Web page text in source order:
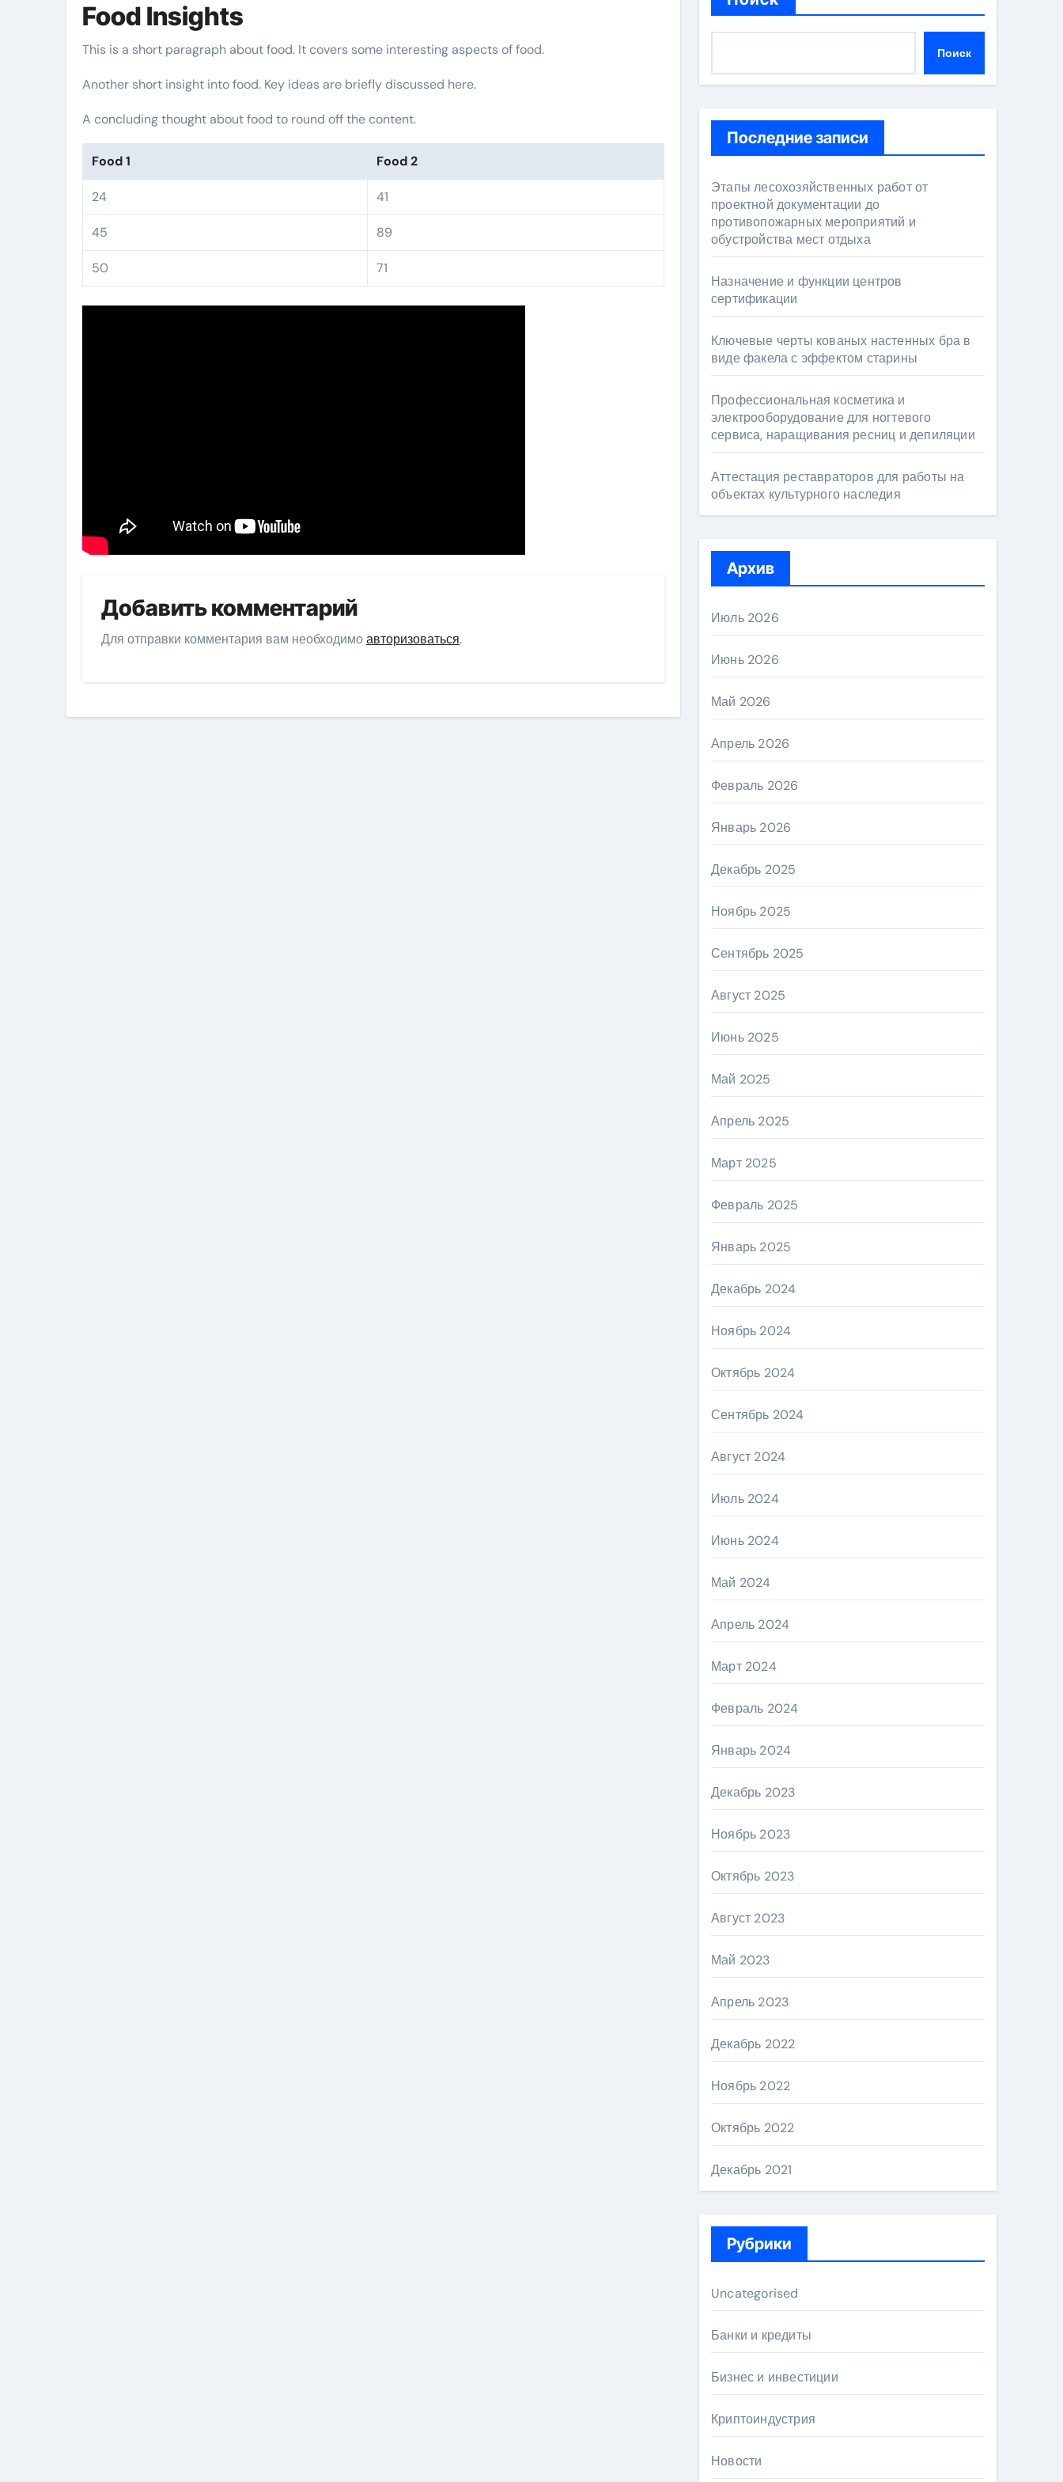
Food Insights
This is a short paragraph about food. It covers some interesting aspects of food.
Another short insight into food. Key ideas are briefly discussed here.
A concluding thought about food to round off the content.
Food 1 Food 2
24 41
45 89
50 71
Добавить комментарий
Для отправки комментария вам необходимоавторизоваться.
Поиск
Последние записи
Этапы лесохозяйственных работ от
проектной документации до
противопожарных мероприятий и
обустройства мест отдыха
Назначение и функции центров
сертификации
Ключевые черты кованых настенных бра в
виде факела с эффектом старины
Профессиональная косметика и
электрооборудование для ногтевого
сервиса, наращивания ресниц и депиляции
Аттестация реставраторов для работы на
объектах культурного наследия
Архив
Июль 2026
Июнь 2026
Май 2026
Апрель 2026
Февраль 2026
Январь 2026
Декабрь 2025
Ноябрь 2025
Сентябрь 2025
Август 2025
Июнь 2025
Май 2025
Апрель 2025
Март 2025
Февраль 2025
Январь 2025
Декабрь 2024
Ноябрь 2024
Октябрь 2024
Сентябрь 2024
Август 2024
Июль 2024
Июнь 2024
Май 2024
Апрель 2024
Март 2024
Февраль 2024
Январь 2024
Декабрь 2023
Ноябрь 2023
Октябрь 2023
Август 2023
Май 2023
Апрель 2023
Декабрь 2022
Ноябрь 2022
Октябрь 2022
Декабрь 2021
Рубрики
Uncategorised
Банки и кредиты
Бизнес и инвестиции
Криптоиндустрия
Новости